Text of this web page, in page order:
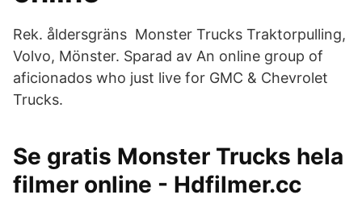
Rek. åldersgräns Monster Trucks Traktorpulling,
Volvo, Mönster. Sparad av An online group of
aficionados who just live for GMC & Chevrolet
Trucks.
Se gratis Monster Trucks hela
filmer online - Hdfilmer.cc